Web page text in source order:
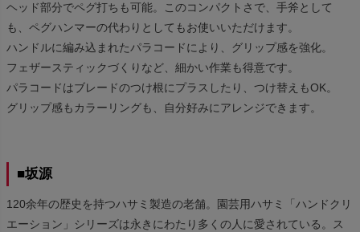
ヘッド部分でペグ打ちも可能。このコンパクトさで、手斧として
も、ペグハンマーの代わりとしてもお使いいただけます。
ハンドルに編み込まれたパラコードにより、グリップ感を強化。
フェザースティックづくりなど、細かい作業も得意です。
パラコードはブレードのつけ根にプラスしたり、つけ替えもOK。
グリップ感もカラーリングも、自分好みにアレンジできます。
■坂源
120余年の歴史を持つハサミ製造の老舗。園芸用ハサミ「ハンドクリ
エーション」シリーズは永きにわたり多くの人に愛されている。ス